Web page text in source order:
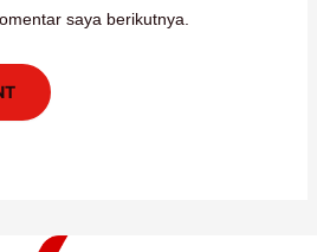
saya berikutnya.